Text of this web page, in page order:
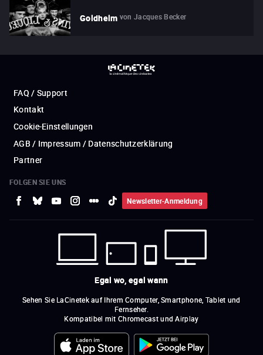
Goldhelm von Jacques Becker
FAQ / Support
Kontakt
Cookie-Einstellungen
AGB / Impressum / Datenschutzerklärung
Partner
FOLGEN SIE UNS
Newsletter-Anmeldung
Egal wo, egal wann
Sehen Sie LaCinetek auf Ihrem Computer, Smartphone, Tablet und
Fernseher.
Kompatibel mit Chromecast und Airplay